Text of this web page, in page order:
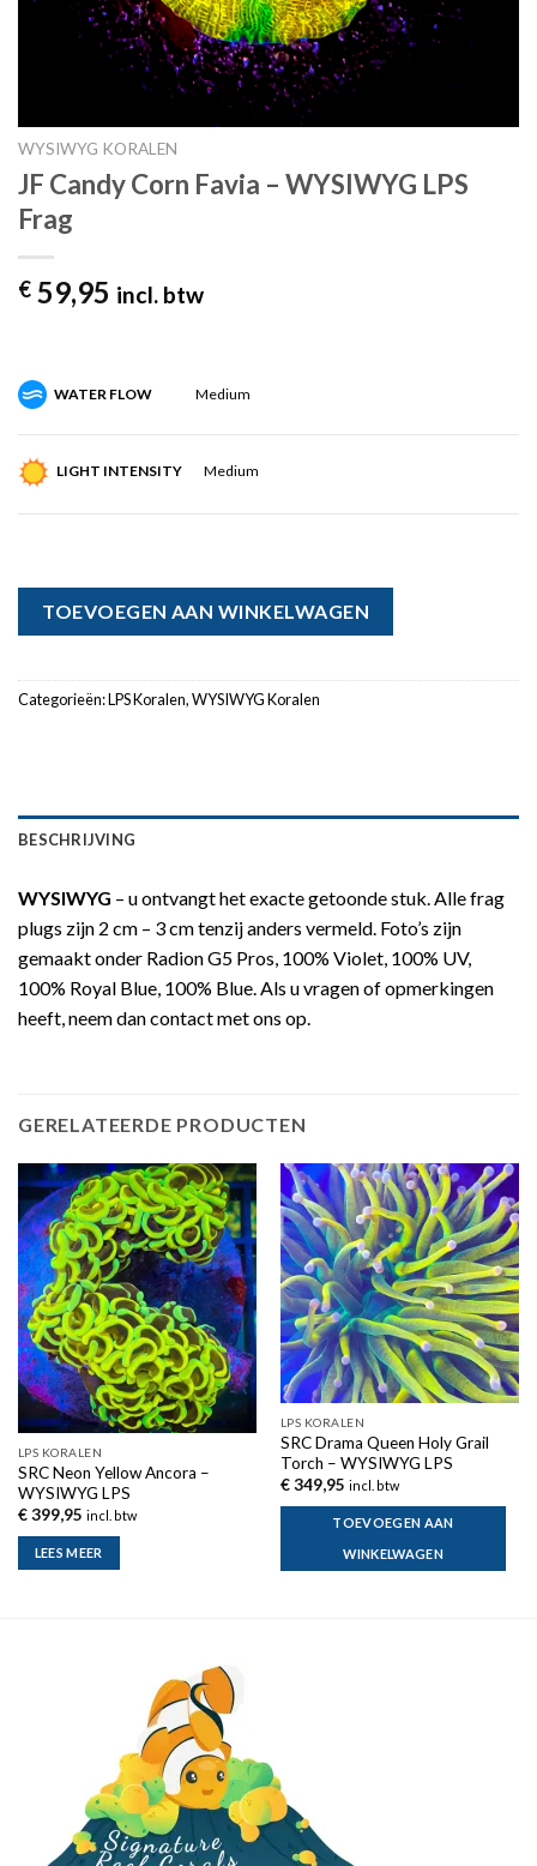
WYSIWYG KORALEN
JF Candy Corn Favia – WYSIWYG LPS
Frag
€ 59,95 incl. btw
WATER FLOW Medium
LIGHT INTENSITY Medium
TOEVOEGEN AAN WINKELWAGEN
Categorieën:LPS Koralen,WYSIWYG Koralen
BESCHRIJVING
WYSIWYG – u ontvangt het exacte getoonde stuk. Alle frag
plugs zijn 2 cm – 3 cm tenzij anders vermeld. Foto’s zijn
gemaakt onder Radion G5 Pros, 100% Violet, 100% UV,
100% Royal Blue, 100% Blue. Als u vragen of opmerkingen
heeft, neem dan contact met ons op.
GERELATEERDE PRODUCTEN
Uitverkocht
LPS KORALEN
SRC Neon Yellow Ancora –
WYSIWYG LPS
€399,95 incl. btw
LEES MEER
LPS KORALEN
SRC Drama Queen Holy Grail
Torch – WYSIWYG LPS
€349,95 incl. btw
TOEVOEGEN AAN
WINKELWAGEN